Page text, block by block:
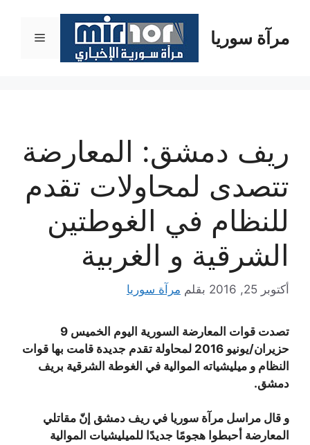
المحتوىمرآة سوريا القائمة
ريف دمشق: المعارضة
تتصدى لمحاولات تقدم
للنظام في الغوطتين
الشرقية و الغربية
أكتوبر 25, 2016 بقلم مرآة سوريا
تصدت قوات المعارضة السورية اليوم الخميس 9
حزيران/يونيو 2016 لمحاولة تقدم جديدة قامت بها قوات
النظام و ميليشياته الموالية في الغوطة الشرقية بريف
دمشق.
و قال مراسل مرآة سوريا في ريف دمشق إنّ مقاتلي
المعارضة أحبطوا هجومًا جديدًا للميليشيات الموالية